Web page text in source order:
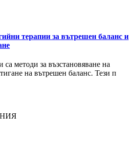
терапии за вътрешен баланс и
методи за възстановяване на
на вътрешен баланс. Тези п